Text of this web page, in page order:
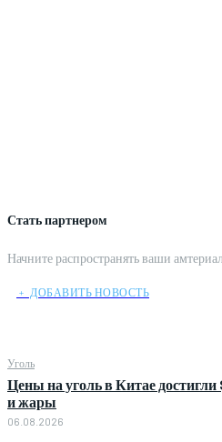
Стать партнером
Начните распространять ваши
﹢ ДОБАВИТЬ НОВОСТЬ
Уголь
Цены на уголь в Китае достигли
и жары
06.08.2026